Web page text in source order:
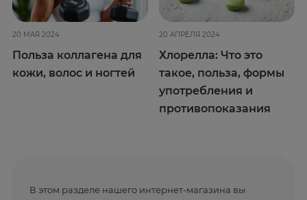
20 МАЯ 2024
Польза коллагена для
кожи, волос и ногтей
20 АПРЕЛЯ 2024
Хлорелла: Что это
такое, польза, формы
употребления и
противопоказания
В этом разделе нашего интернет-магазина вы